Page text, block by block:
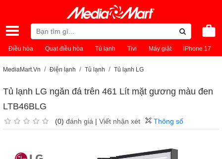
Điều hòa Quạt điều hòa Tủ lạnh Tivi Máy giặt iPhone 17
MediaMart.Vn Điện lạnh Tủ lạnh Tủ lạnh LG
Tủ lạnh LG ngăn đá trên 461 Lít mặt gương màu đen
LTB46BLG
(0) đánh giá | Viết nhận xét Thông số